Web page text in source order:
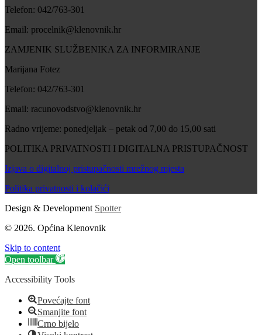
Telefon: 042/763-301
Email: procelnik@klenovnik.hr
ZAMJENIK SLUŽBENIKA ZA INFORMIRANJE
Marijana Fotez
Telefon: 042/763-301
Email: racunovodstvo@klenovnik.hr
Radno vrijeme: ponedjeljak – petak od 7,00 do 15,00 sati
POLITIKA PRIVATNOSTI I DIGITALNA PRISTUPAČNOST
Izjava o digitalnoj pristupačnosti mrežnog mjesta
Politika privatnosti i kolačići
Design & Development Spotter
© 2026. Općina Klenovnik
Skip to content
Open toolbar
Accessibility Tools
Povećajte font
Smanjite font
Crno bijelo